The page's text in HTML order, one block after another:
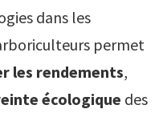
dans les
permet
les rendements,
écologique des